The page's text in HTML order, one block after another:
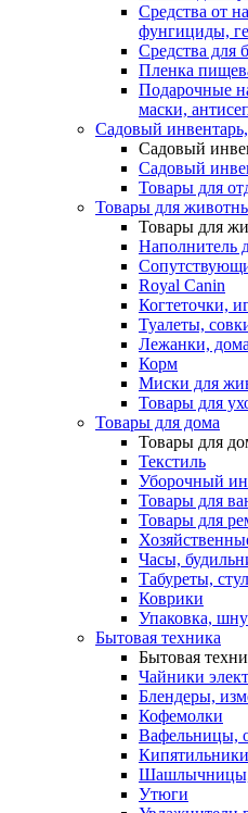
Средства от
фунгициды,
Средства для
Пленка
Подарочные
маски,
Садовый
Садовый
Садовый
Товары для
Товары для
Товары для
Наполнитель
Royal Canin
Когтеточки,
Туалеты,
Лежанки,
Корм
Миски для
Товары для
Товары для дома
Товары для
Текстиль
Уборочный
Товары для
Товары для
Часы,
Табуреты,
Коврики
Упаковка,
Бытовая техника
Бытовая
Чайники
Блендеры,
Кофемолки
Вафельницы,
Кипятильники
Шашлычницы,
Утюги